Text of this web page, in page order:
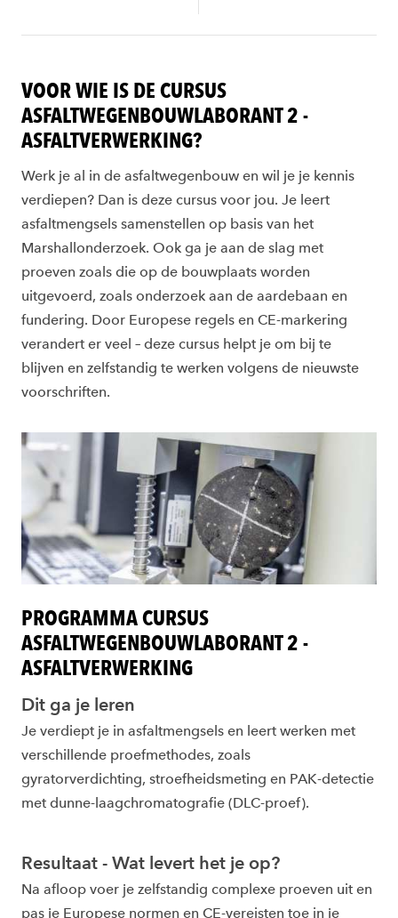
VOOR WIE IS DE CURSUS
ASFALTWEGENBOUWLABORANT 2 -
ASFALTVERWERKING?
Werk je al in de asfaltwegenbouw en wil je je kennis
verdiepen? Dan is deze cursus voor jou. Je leert
asfaltmengsels samenstellen op basis van het
Marshallonderzoek. Ook ga je aan de slag met
proeven zoals die op de bouwplaats worden
uitgevoerd, zoals onderzoek aan de aardebaan en
fundering. Door Europese regels en CE-markering
verandert er veel – deze cursus helpt je om bij te
blijven en zelfstandig te werken volgens de nieuwste
voorschriften.
PROGRAMMA CURSUS
ASFALTWEGENBOUWLABORANT 2 -
ASFALTVERWERKING
Dit ga je leren
Je verdiept je in asfaltmengsels en leert werken met
verschillende proefmethodes, zoals
gyratorverdichting, stroefheidsmeting en PAK-detectie
met dunne-laagchromatografie (DLC-proef).
Resultaat - Wat levert het je op?
Na afloop voer je zelfstandig complexe proeven uit en
pas je Europese normen en CE-vereisten toe in je